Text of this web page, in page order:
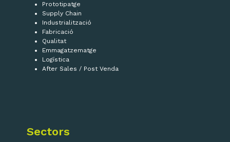
Prototipatge
Supply Chain
Industrialització
Fabricació
Qualitat
Emmagatzematge
Logística
After Sales / Post Venda
Sectors